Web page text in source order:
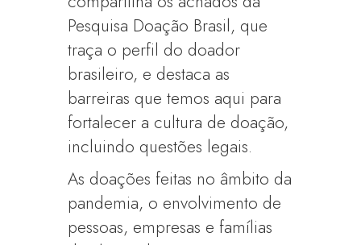
Pesquisa Doação Brasil, que
traça o perfil do doador
brasileiro, e destaca as
barreiras que temos aqui para
fortalecer a cultura de doação,
incluindo questões legais.
As doações feitas no âmbito da
pandemia, o envolvimento de
pessoas, empresas e famílias